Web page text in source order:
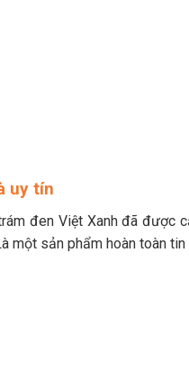
uy tín
đen Việt Xanh đã được
một sản phẩm hoàn toàn